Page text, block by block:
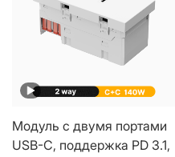
Модуль с двумя портами
USB-C, поддержка PD 3.1,